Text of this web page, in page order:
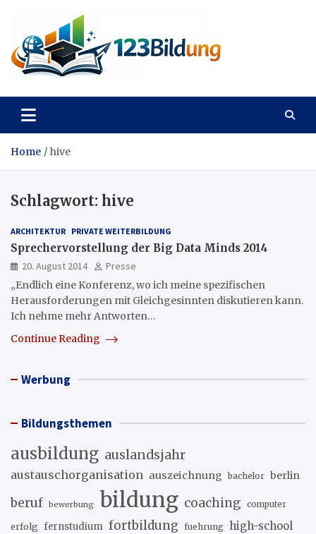
content
123Bildung
Home hive
Schlagwort: hive
ARCHITEKTUR PRIVATE WEITERBILDUNG
Sprechervorstellung der Big Data Minds 2014
20. August 2014
Presse
„Endlich eine Konferenz, wo ich meine spezifischen
Herausforderungen mit Gleichgesinnten diskutieren kann.
Ich nehme mehr Antworten…
Continue Reading
Werbung
Bildungsthemen
ausbildung auslandsjahr
austauschorganisation auszeichnung bachelor berlin
beruf bewerbung bildung coaching computer
erfolg fernstudium fortbildung fuehrung high-school